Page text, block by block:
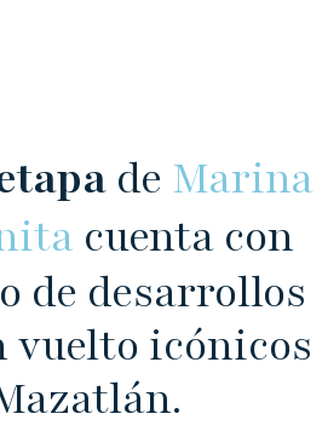
de Marina
cuenta con
de desarrollos
vuelto icónicos